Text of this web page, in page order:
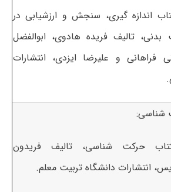
اندازه گیری، سنجش و ارزشیابی در
بدنی، تالیف فریده هادوی، ابوالفضل
فراهانی و علیرضا ایزدی، انتشارات
شناسی:
حرکت شناسی، تالیف فریدون
انتشارات دانشگاه تربیت معلم.